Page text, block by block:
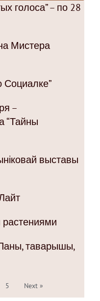
голоса” – по 28
Мистера
–
“Тайны
выставы
таварышы,
5 Next »